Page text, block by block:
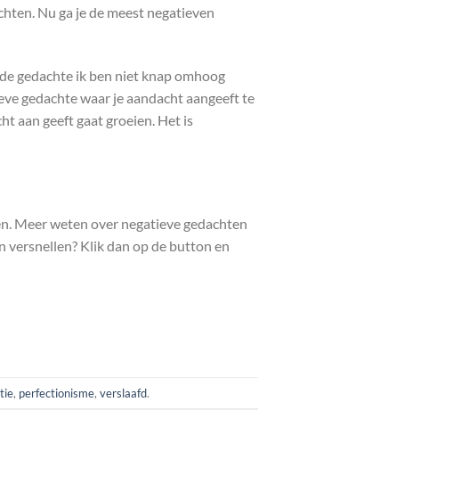
Nu ga je de meest negatieven
gedachte ik ben niet knap omhoog
gedachte waar je aandacht aangeeft te
aan geeft gaat groeien. Het is
Meer weten over negatieve gedachten
versnellen? Klik dan op de button en
, perfectionisme, verslaafd.